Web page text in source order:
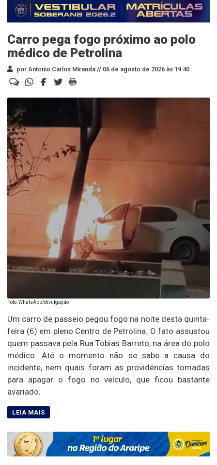
Carro pega fogo próximo ao polo
médico de Petrolina
por Antonio Carlos Miranda // 06 de agosto de 2026 às 19:40
Foto: WhatsApp/divulgação
Um carro de passeio pegou fogo na noite desta quinta-
feira (6) em pleno Centro de Petrolina. O fato assustou
quem passava pela Rua Tobias Barreto, na área do polo
médico. Até o momento não se sabe a causa do
incidente, nem quais foram as providências tomadas
para apagar o fogo no veículo, que ficou bastante
avariado.